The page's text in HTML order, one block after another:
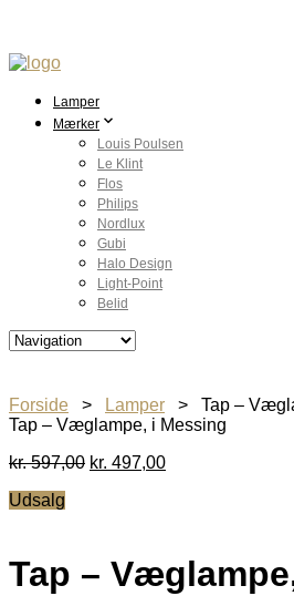
Lamper
Mærker
Louis Poulsen
Le Klint
Flos
Philips
Nordlux
Gubi
Halo Design
Light-Point
Belid
Forside > Lamper > Tap –
Tap – Væglampe, i Messing
kr.597,00 Den
kr. 497,00Den
Udsalg
Tap –